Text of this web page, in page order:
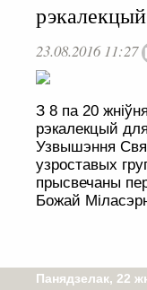
23.08.2016 11:27
З 8 па 20
рэкалекцый
Узвышэння
узроставых
прысвечаны
Божай
Панядзелак, 22